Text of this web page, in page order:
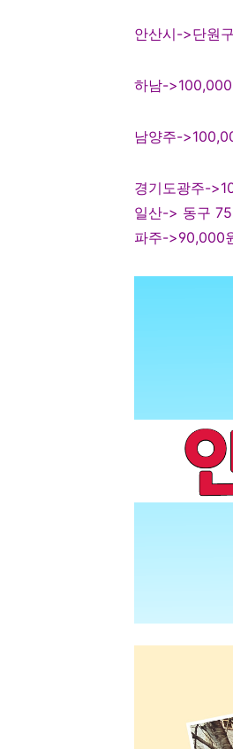
안산시->단원
하남->100,000
남양주-
경기도광주-
일산-> 동구
파주->90,000